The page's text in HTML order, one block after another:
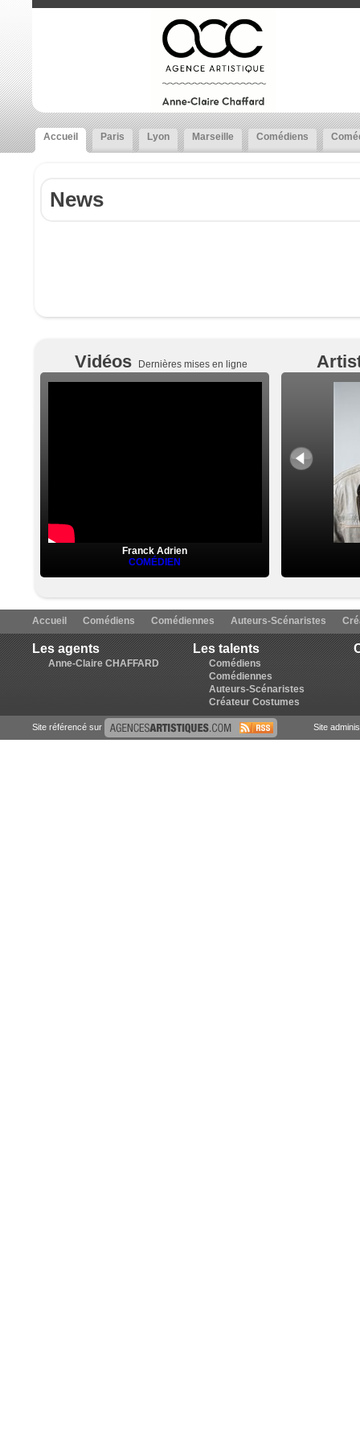
Accueil Paris Lyon Marseille Comédiens
News
Vidéos Dernières mises en ligne
Franck Adrien
COMÉDIEN
Accueil Comédiens Comédiennes Auteurs-Scénaristes
Les agents
Anne-Claire CHAFFARD
Les talents
Comédiens
Comédiennes
Auteurs-Scénaristes
Créateur Costumes
Site référencé sur Site